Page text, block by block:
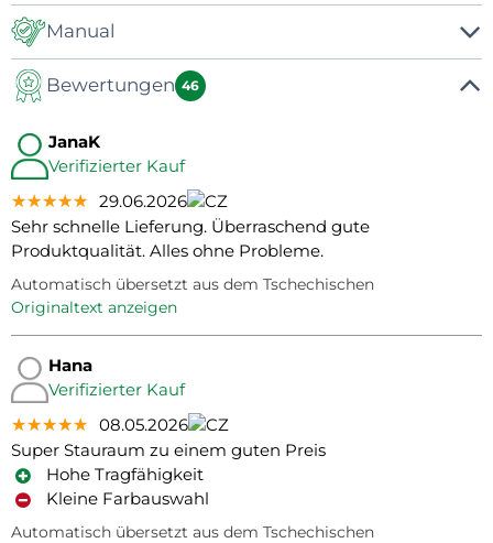
Manual
Manual
Bewertungen 46
JanaK
Verifizierter Kauf
★★★★★
★★★★★
★★★★★ 29.06.2026
Sehr schnelle Lieferung. Überraschend gute
Produktqualität. Alles ohne Probleme.
Automatisch übersetzt aus dem Tschechischen
Originaltext anzeigen
Hana
Verifizierter Kauf
★★★★★
★★★★★
★★★★★ 08.05.2026
Super Stauraum zu einem guten Preis
Hohe Tragfähigkeit
Kleine Farbauswahl
Automatisch übersetzt aus dem Tschechischen